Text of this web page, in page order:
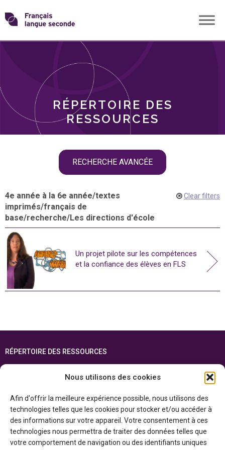
Nous utilisons des cookies
Afin d'offrir la meilleure expérience possible, nous utilisons des
technologies telles que les cookies pour stocker et/ou accéder à
des informations sur votre appareil. Votre consentement à ces
technologies nous permettra de traiter des données telles que
votre comportement de navigation ou des identifiants uniques
Skip
toTransformons
langue
RÉPERTOIRE DES
RESSOURCES
RECHERCHE AVANCÉE
THÈMES
4e année à la 6e année/textes
imprimés/français de
base/recherche/Les directions d'école
Clear filters
Un projet pilote sur les compétences
et la confiance des élèves en FLS
RÉPERTOIRE DES RESSOURCES
ENGLISH
Cette ressource est réalisée grâce au soutien financier du gouvernement de
l’Ontario et du gouvernement duCanada par l’entremise du ministère du
Patrimoine canadien